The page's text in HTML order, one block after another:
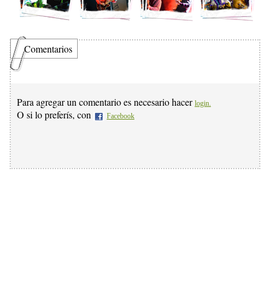
Comentarios
Para agregar un comentario es necesario hacer login.
O si lo preferís, con Facebook